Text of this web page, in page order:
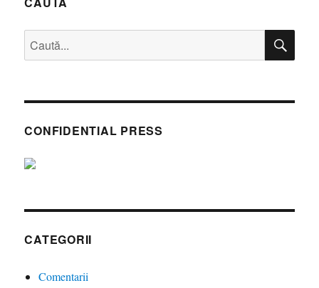
doar
Caută
după:
CONFIDENTIAL PRESS
CATEGORII
Comentarii